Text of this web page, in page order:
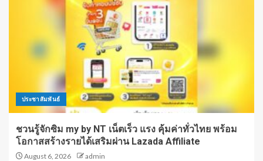
ประชาสัมพันธ์
ชวนรู้จักซิม my by NT เน็ตเร็ว แรง คุ้มค่าทั่วไทย พร้อม
โอกาสสร้างรายได้เสริมผ่าน Lazada Affiliate
August 6, 2026 admin